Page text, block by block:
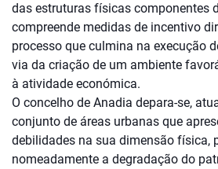
das estruturas físicas componentes
compreende medidas de incentivo
processo que culmina na execução
via da criação de um ambiente
à atividade económica.
O concelho de Anadia depara-se,
conjunto de áreas urbanas que
debilidades na sua dimensão física,
nomeadamente a degradação do